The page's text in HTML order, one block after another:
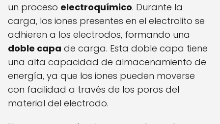
un proceso electroquímico. Durante la
carga, los iones presentes en el electrolito se
adhieren a los electrodos, formando una
doble capa de carga. Esta doble capa tiene
una alta capacidad de almacenamiento de
energía, ya que los iones pueden moverse
con facilidad a través de los poros del
material del electrodo.